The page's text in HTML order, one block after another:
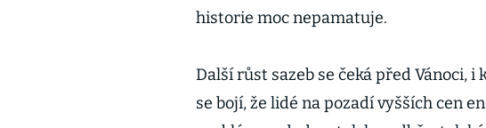
historie moc nepamatuje.
Další růst sazeb se čeká před Vánoci,
se bojí, že lidé na pozadí vyšších cen